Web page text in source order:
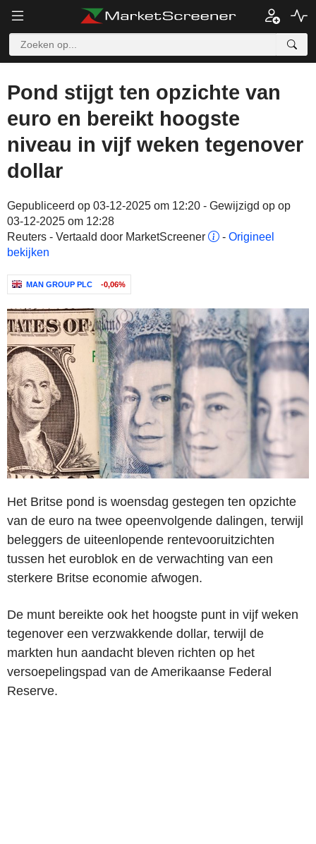
Pond stijgt ten opzichte van
euro en bereikt hoogste
niveau in vijf weken tegenover
dollar
Gepubliceerd op 03-12-2025 om 12:20 - Gewijzigd op op
03-12-2025 om 12:28
Reuters - Vertaald door MarketScreener
- Origineel
bekijken
MAN GROUP PLC -0,06%
Het Britse pond is woensdag gestegen ten opzichte
van de euro na twee opeenvolgende dalingen, terwijl
beleggers de uiteenlopende rentevooruitzichten
tussen het euroblok en de verwachting van een
sterkere Britse economie afwogen.
De munt bereikte ook het hoogste punt in vijf weken
tegenover een verzwakkende dollar, terwijl de
markten hun aandacht bleven richten op het
versoepelingspad van de Amerikaanse Federal
Reserve.